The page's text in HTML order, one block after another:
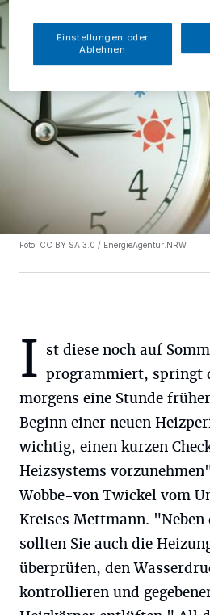
Foto: CC BY SA 3.0 / EnergieAgentur.NRW
I st diese noch auf
programmiert, springt
morgens eine Stunde
Beginn einer neuen
wichtig, einen kurzen
Heizsystems
Wobbe-von Twickel vom
Kreises Mettmann.
sollten Sie auch die
überprüfen, den
kontrollieren und
Einstellungen oder
Ablehnen